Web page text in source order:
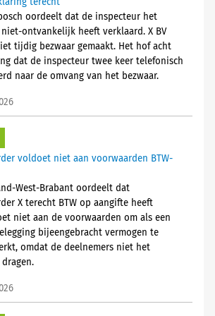
oordeelt dat de inspecteur het
ontvankelijk heeft verklaard. X BV
tijdig bezwaar gemaakt. Het hof acht
dat de inspecteur twee keer telefonisch
naar de omvang van het bezwaar.
voldoet niet aan voorwaarden BTW-
West-Brabant oordeelt dat
X terecht BTW op aangifte heeft
niet aan de voorwaarden om als een
bijeengebracht vermogen te
omdat de deelnemers niet het